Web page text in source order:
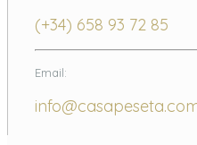
(+34) 658 93 72 85
Email: